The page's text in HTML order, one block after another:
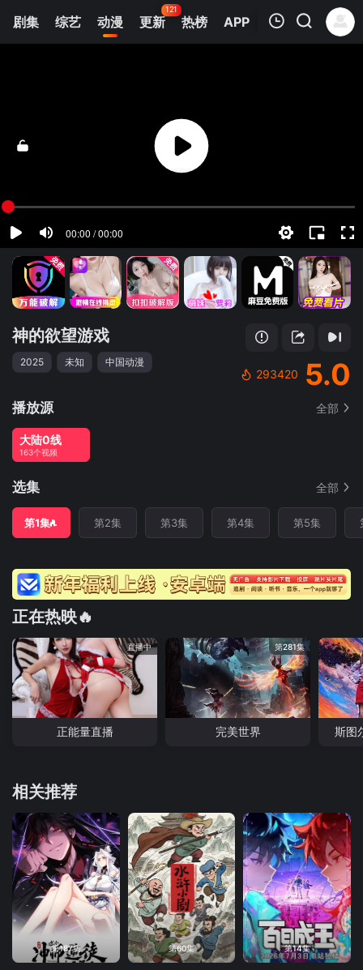
剧集 综艺 动漫 更新
121
热榜 APP
清空
神的欲望游戏
2025 未知 中国动漫
293420 5.0
播放源 全部
大陆0线
163个视频
选集 全部
第1集 第2集 第3集 第4集 第5集
正在热映🔥
直播中
正能量直播
第281集
完美世界 斯图
相关推荐
第187集 第60集 第14集